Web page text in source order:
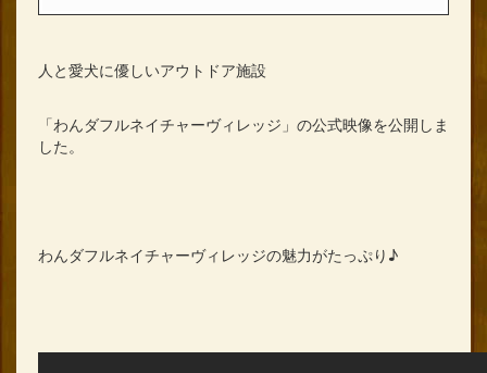
人と愛犬に優しいアウトドア施設
「わんダフルネイチャーヴィレッジ」の公式映像を公開しま
した。
わんダフルネイチャーヴィレッジの魅力がたっぷり♪